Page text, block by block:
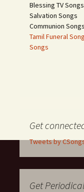
Blessing TV Songs
Salvation Songs
Communion Songs
Tamil Funeral
Songs
Get
Tweets by
Get